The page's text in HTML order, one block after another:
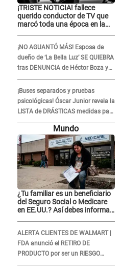
¡TRISTE NOTICIA! fallece
querido conductor de TV que
marcó toda una época en la
¡NO AGUANTÓ MÁS! Esposa de
dueño de ‘La Bella Luz’ SE QUIEBRA
tras DENUNCIA de Héctor Boza y
ARREMETE contra Claudia Salazar
¡Buses separados y pruebas
psicológicas! Óscar Junior revela la
LISTA de DRÁSTICAS medidas para
prevenir acoso en 'La Bella Luz' tras
caso Naldy Saldaña
Mundo
¿Tu familiar es un beneficiario
del Seguro Social o Medicare
en EE.UU.? Así debes informar
ALERTA CLIENTES DE WALMART |
FDA anunció el RETIRO DE
PRODUCTO por ser un RIESGO
MORTAL para consumidores: ¿Cuál